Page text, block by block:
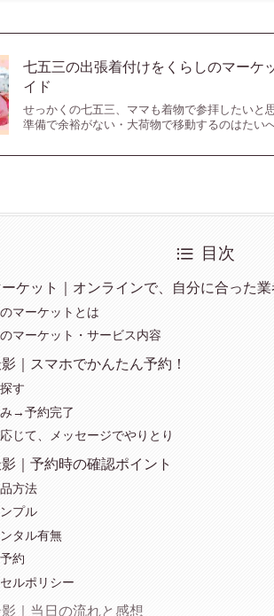
七五三の出張着付けをくらしのマーケ
イド
せっかくの七五三、ママも着物で参拝したいと
準備で余裕がない・大荷物で移動するのはた
目次
ーケット｜オンラインで、自分に合った
マーケットとは
マーケット・サービス内容
｜スマホでかんたん予約！
す
→予約完了
じて、メッセージでやりとり
｜予約時の確認ポイント
方法
プル
タル有無
約
ルポリシー
｜当日の流れと感想